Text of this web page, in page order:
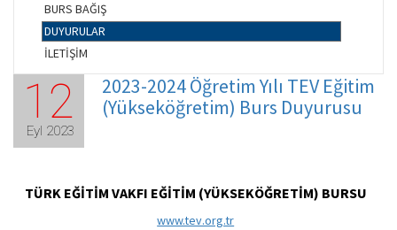
BURS BAĞIŞ
DUYURULAR
İLETİŞİM
12
Eyl 2023
2023-2024 Öğretim Yılı TEV Eğitim
(Yükseköğretim) Burs Duyurusu
TÜRK EĞİTİM VAKFI EĞİTİM (YÜKSEKÖĞRETİM) BURSU
www.tev.org.tr